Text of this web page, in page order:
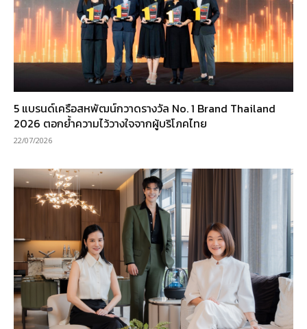
5 แบรนด์เครือสหพัฒน์กวาดรางวัล No. 1 Brand Thailand
2026 ตอกย้ำความไว้วางใจจากผู้บริโภคไทย
22/07/2026